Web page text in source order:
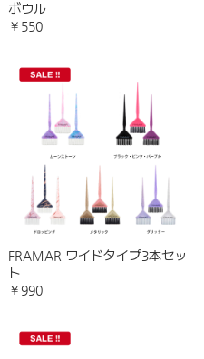
ボウル
￥550
FRAMAR ワイドタイプ3本セッ
ト
￥990